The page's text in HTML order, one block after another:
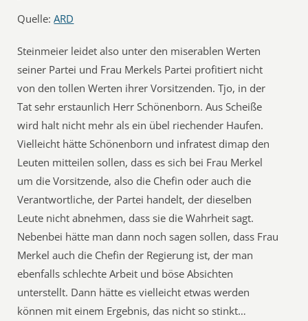
Quelle:ARD
Steinmeier leidet also unter den miserablen Werten
seiner Partei und Frau Merkels Partei profitiert nicht
von den tollen Werten ihrer Vorsitzenden. Tjo, in der
Tat sehr erstaunlich Herr Schönenborn. Aus Scheiße
wird halt nicht mehr als ein übel riechender Haufen.
Vielleicht hätte Schönenborn und infratest dimap den
Leuten mitteilen sollen, dass es sich bei Frau Merkel
um die Vorsitzende, also die Chefin oder auch die
Verantwortliche, der Partei handelt, der dieselben
Leute nicht abnehmen, dass sie die Wahrheit sagt.
Nebenbei hätte man dann noch sagen sollen, dass Frau
Merkel auch die Chefin der Regierung ist, der man
ebenfalls schlechte Arbeit und böse Absichten
unterstellt. Dann hätte es vielleicht etwas werden
können mit einem Ergebnis, das nicht so stinkt…